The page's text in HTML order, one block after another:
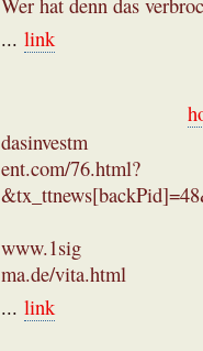
Wer hat denn das
... link
dasinvestm
ent.com/76.html?
www.1sig
ma.de/vita.html
... link